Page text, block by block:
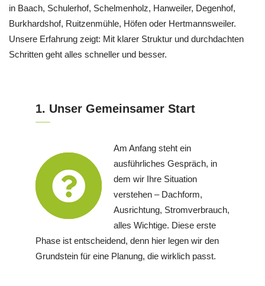
in Baach, Schulerhof, Schelmenholz, Hanweiler, Degenhof,
Burkhardshof, Ruitzenmühle, Höfen oder Hertmannsweiler.
Unsere Erfahrung zeigt: Mit klarer Struktur und durchdachten
Schritten geht alles schneller und besser.
1. Unser Gemeinsamer Start
Am Anfang steht ein
ausführliches Gespräch, in
dem wir Ihre Situation
verstehen – Dachform,
Ausrichtung, Stromverbrauch,
alles Wichtige. Diese erste
Phase ist entscheidend, denn hier legen wir den
Grundstein für eine Planung, die wirklich passt.